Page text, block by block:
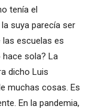
tenía el
suya parecía ser
las escuelas es
sola? La
dicho Luis
muchas cosas. Es
En la pandemia,